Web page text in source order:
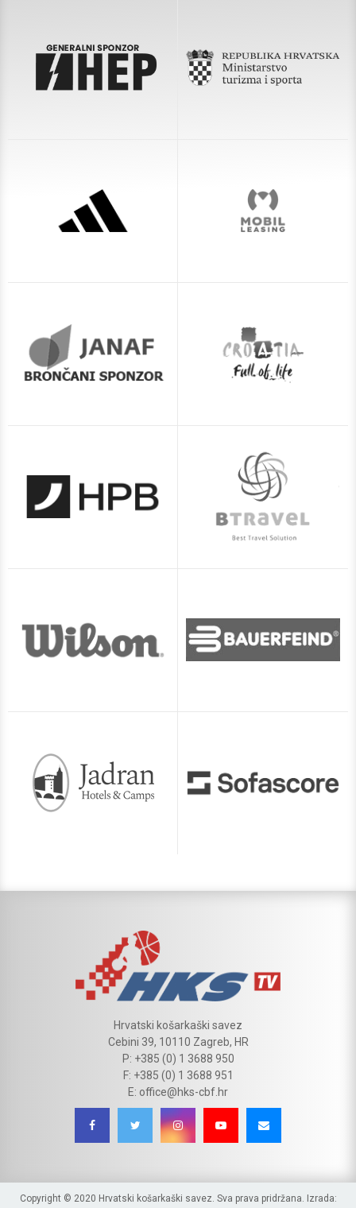
Hrvatski košarkaški savez
Cebini 39, 10110 Zagreb, HR
P: +385 (0) 1 3688 950
F: +385 (0) 1 3688 951
E: office@hks-cbf.hr
Copyright © 2020 Hrvatski košarkaški savez. Sva prava pridržana. Izrada: